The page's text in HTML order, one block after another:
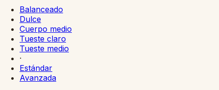
Balanceado
Dulce
Cuerpo medio
Tueste claro
Tueste medio
·
Estándar
Avanzada